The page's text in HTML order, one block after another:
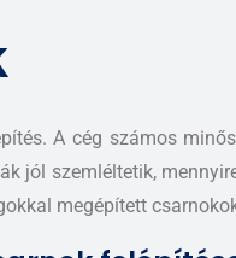
A cég számos
jól szemléltetik,
megépített